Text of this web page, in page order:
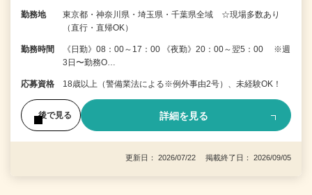
勤務地
東京都・神奈川県・埼玉県・千葉県全域 ☆現場多数あり
（直行・直帰OK）
勤務時間
《日勤》08：00～17：00 《夜勤》20：00～翌5：00 ※週
3日〜勤務O…
応募資格 18歳以上（警備業法による※例外事由2号）、未経験OK！
後で見る 詳細を見る
更新日： 2026/07/22 掲載終了日： 2026/09/05